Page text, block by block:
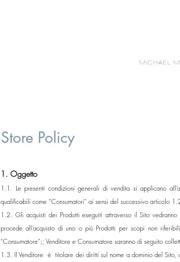
MICHAEL
Store Policy
1. Oggetto
1.1. Le presenti condizioni generali di vendita si applicano
qualificabili come “Consumatori” ai sensi del successivo articolo
1.2. Gli acquisti dei Prodotti eseguiti attraverso il Sito
procede all’acquisto di uno o più Prodotti per scopi non
“Consumatore”;; Venditore e Consumatore saranno di seguito
1.3. Il Venditore è titolare dei diritti sul nome a dominio del Sito,